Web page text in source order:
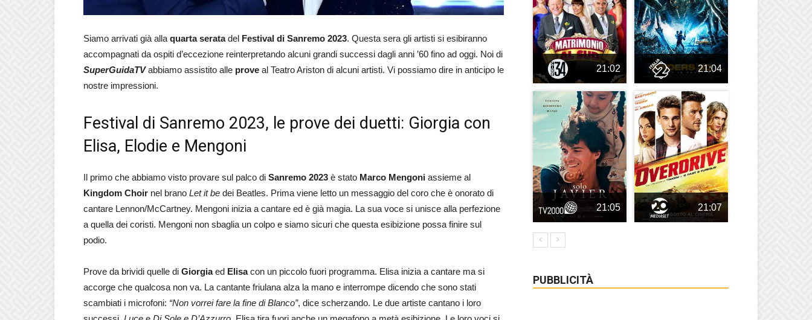
Siamo arrivati già alla quarta seratadel Festival di Sanremo 2023. Questa sera gli artisti si esibiranno
accompagnati da ospiti d’eccezione reinterpretando alcuni grandi successi dagli anni ’60 fino ad oggi. Noi di
SuperGuidaTVabbiamo assistito alle prove al Teatro Ariston di alcuni artisti. Vi possiamo dire in anticipo le
nostre impressioni.
Festival di Sanremo 2023, le prove dei duetti: Giorgia con
Elisa, Elodie e Mengoni
Il primo che abbiamo visto provare sul palco di Sanremo 2023 è stato Marco Mengoni assieme al
Kingdom Choir nel brano Let it be dei Beatles. Prima viene letto un messaggio del coro che è onorato di
cantare Lennon/McCartney. Mengoni inizia a cantare ed è già magia. La sua voce si unisce alla perfezione
a quella dei coristi. Mengoni non sbaglia un colpo e siamo sicuri che questa esibizione possa finire sul
podio.
Prove da brividi quelle di Giorgiaed Elisacon un piccolo fuori programma. Elisa inizia a cantare ma si
accorge che qualcosa non va. La cantante friulana alza la mano e interrompe dicendo che sono stati
scambiati i microfoni: “Non vorrei fare la fine di Blanco”, dice scherzando. Le due artiste cantano i loro
21:02 21:04
21:05 21:07
PUBBLICITÀ